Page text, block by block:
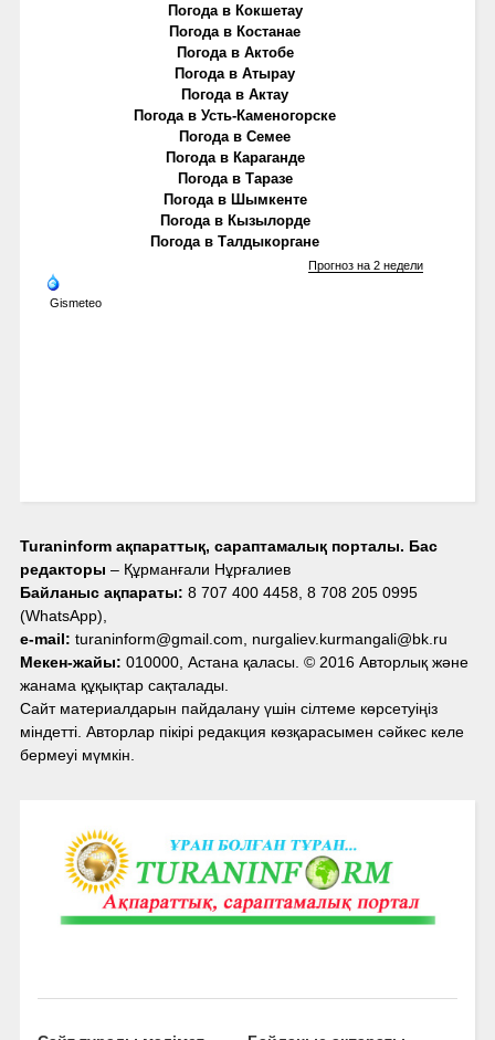
Погода в Кокшетау
Погода в Костанае
Погода в Актобе
Погода в Атырау
Погода в Актау
Погода в Усть-Каменогорске
Погода в Семее
Погода в Караганде
Погода в Таразе
Погода в Шымкенте
Погода в Кызылорде
Погода в Талдыкоргане
Gismeteo
Прогноз на 2 недели
Turaninform ақпараттық, сараптамалық порталы. Бас
редакторы – Құрманғали Нұрғалиев
Байланыс ақпараты: 8 707 400 4458, 8 708 205 0995
(WhatsApp),
e-mail: turaninform@gmail.com, nurgaliev.kurmangali@bk.ru
Мекен-жайы: 010000, Астана қаласы. © 2016 Авторлық және
жанама құқықтар сақталады.
Сайт материалдарын пайдалану үшін сілтеме көрсетуіңіз
міндетті. Авторлар пікірі редакция көзқарасымен сәйкес келе
бермеуі мүмкін.